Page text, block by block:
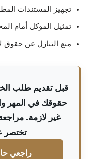
تجهيز المستندات
تمثيل الموكل أمام
منع التنازل عن حقوق
قبل تقديم طلب
حقوقك في المهر
غير لازمة.
تختصر
راجعي